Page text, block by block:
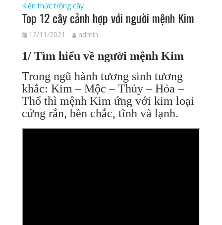
Kiến thức trồng cây
Top 12 cây cảnh hợp với người mệnh Kim
12/11/2021 admin
1/ Tìm hiểu về người mệnh Kim
Trong ngũ hành tương sinh tương
khắc: Kim – Mộc – Thủy – Hỏa –
Thổ thì mệnh Kim ứng với kim loại
cứng rắn, bền chắc, tĩnh và lạnh.